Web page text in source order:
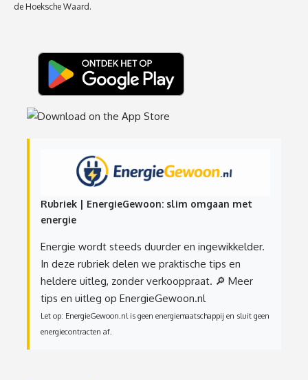
de Hoeksche Waard.
Rubriek | EnergieGewoon: slim omgaan met
energie
Energie wordt steeds duurder en ingewikkelder.
In deze rubriek delen we praktische tips en
heldere uitleg, zonder verkooppraat. 🔎 Meer
tips en uitleg op EnergieGewoon.nl
Let op: EnergieGewoon.nl is geen energiemaatschappij en sluit geen
energiecontracten af.